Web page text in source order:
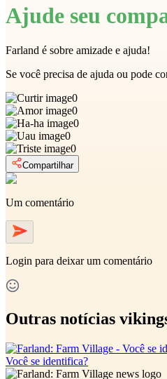
Ajude seu
Farland é sobre amizade e ajuda!
Se você precisa de ajuda ou pode
0
0
0
0
0
Compartilhar
Um comentário
Login para deixar um comentário
Outras notícias
Você se identifica?